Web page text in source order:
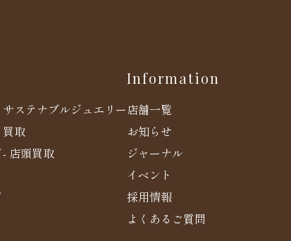
サステナブルジュエリー
買取
- 店頭買取
Information
店舗一覧
お知らせ
ジャーナル
イベント
採用情報
よくあるご質問